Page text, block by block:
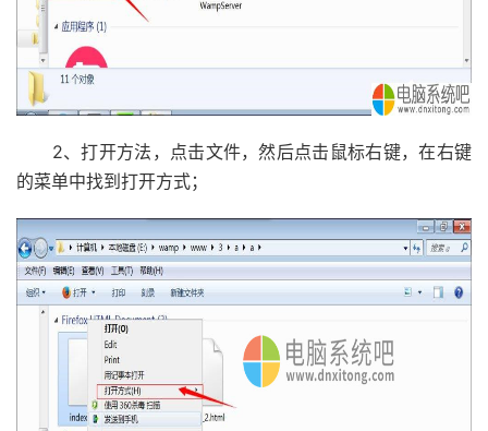
2、打开方法，点击文件，然后点击鼠标右键，在右键
的菜单中找到打开方式；